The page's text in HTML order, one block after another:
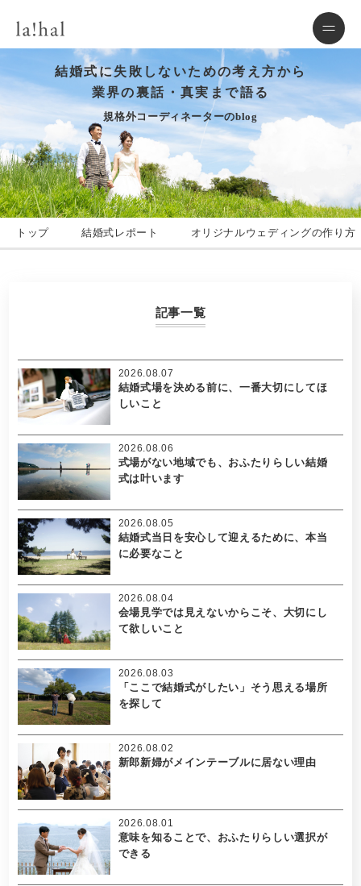
結婚式に失敗しないための考え方から
業界の裏話・真実まで語る
規格外コーディネーターのblog
トップ 結婚式レポート オリジナルウェディングの作り方
記事一覧
結婚式場を決める前に、一番大切にしてほ
しいこと
2026.08.07
式場がない地域でも、おふたりらしい結婚
式は叶います
2026.08.06
結婚式当日を安心して迎えるために、本当
に必要なこと
2026.08.05
会場見学では見えないからこそ、大切にし
て欲しいこと
2026.08.04
「ここで結婚式がしたい」そう思える場所
を探して
2026.08.03
新郎新婦がメインテーブルに居ない理由
2026.08.02
意味を知ることで、おふたりらしい選択が
できる
2026.08.01